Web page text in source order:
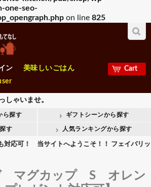
one-seo-
on line 825
ン
美味しいごはん
しゃいませ。
Cart
ら探す ギフトシーンから探す
す 人気ランキングから探す
！ 当サイトへようこそ！！ フェイバリッ
マグカップ S オレン